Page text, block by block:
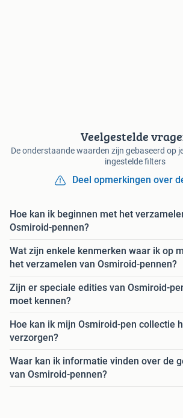
Veelgestelde
De onderstaande waarden zijn gebaseerd op
ingestelde filters
Deel opmerkingen over
Hoe kan ik beginnen met het
Osmiroid-pennen?
Wat zijn enkele kenmerken waar ik op
het verzamelen van Osmiroid-pennen?
Zijn er speciale edities van Osmiroid-
moet kennen?
Hoe kan ik mijn Osmiroid-pen collectie
verzorgen?
Waar kan ik informatie vinden over de
van Osmiroid-pennen?